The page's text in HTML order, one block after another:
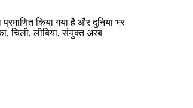
किया गया है और दुनिया भर
चिली, लीबिया, संयुक्त अरब